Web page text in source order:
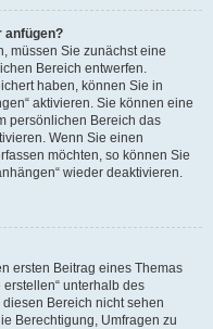
anfügen?
müssen Sie zunächst eine
Bereich entwerfen.
haben, können Sie in
aktivieren. Sie können eine
persönlichen Bereich das
Wenn Sie einen
möchten, so können Sie
wieder deaktivieren.
ersten Beitrag eines Themas
unterhalb des
Bereich nicht sehen
Berechtigung, Umfragen zu